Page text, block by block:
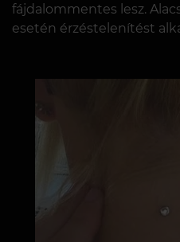
fájdalommentes lesz.
esetén érzéstelenítést